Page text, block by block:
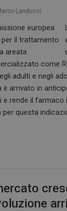
Landucci
come
adulti e negli
è arrivato in
e rende il
questa